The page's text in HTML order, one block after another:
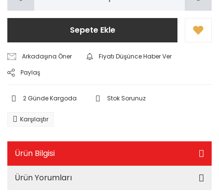
Sepete Ekle
Arkadaşına Öner
Fiyatı Düşünce Haber Ver
Paylaş
2 Günde Kargoda Stok Sorunuz
Karşılaştır
Ürün Bilgisi
Ürün Yorumları